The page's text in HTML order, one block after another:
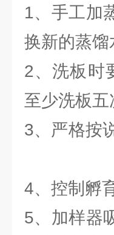
1、手工加
换新的蒸
2、洗板时
至少洗板
3、严格按
4、控制
5、加样器